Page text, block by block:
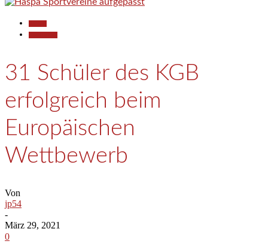
31 Schüler des KGB
erfolgreich beim
Europäischen
Wettbewerb
Von
jp54
-
März 29, 2021
0